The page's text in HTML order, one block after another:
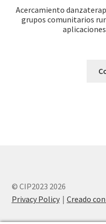
Acercamiento
grupos comunitarios
© CIP2023 2026
Privacy Policy
Creado